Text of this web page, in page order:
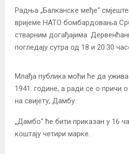
Радња „Балканске међе“
вријеме НАТО бомбардовања
стварним догађајима.
погледају сутра од 18 и 20.30
Млађа публика моћи ће да ужива
1941. године, а ради се о причи о
на свијету, Дамбу.
„Дамбо“ ће бити приказан у 16
коштају четири марке.